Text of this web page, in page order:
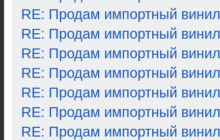
RE: Продам импортный винил
RE: Продам импортный винил
RE: Продам импортный винил
RE: Продам импортный винил
RE: Продам импортный винил
RE: Продам импортный винил
RE: Продам импортный винил